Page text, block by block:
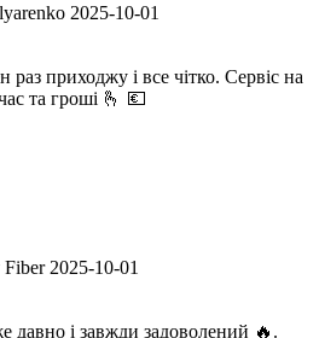
2025-10-01
приходжу і все чітко. Сервіс на
та гроші 🫰 💶
Fiber 2025-10-01
давно і завжди задоволений 🔥.